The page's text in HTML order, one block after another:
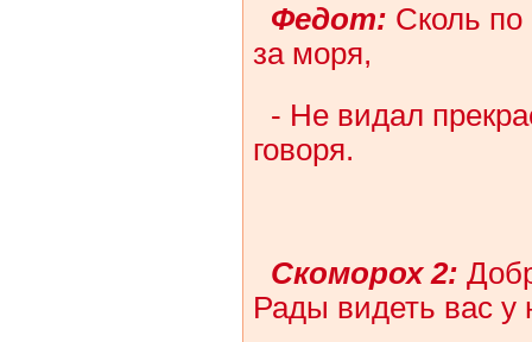
Федот: Сколь
за моря,
- Не видал
говоря.
Скоморох 2:
Рады видеть вас у